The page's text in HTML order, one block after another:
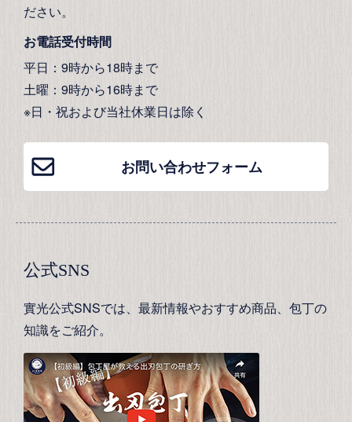
ださい。
お電話受付時間
平日：9時から18時まで
土曜：9時から16時まで
※日・祝および当社休業日は除く
お問い合わせフォーム
公式SNS
實光公式SNSでは、最新情報やおすすめ商品、包丁の
知識をご紹介。